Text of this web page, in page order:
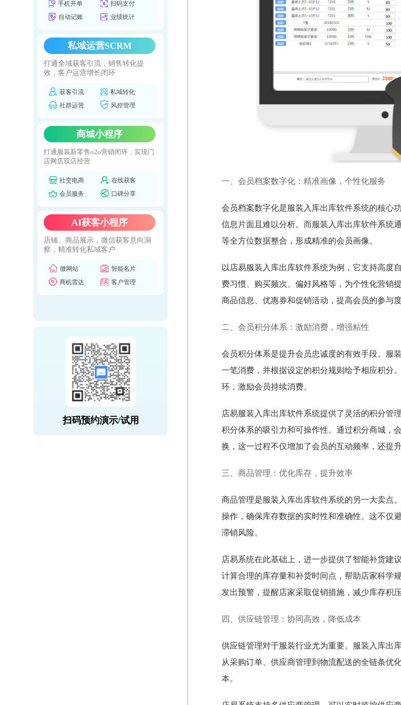
手机开单
扫码支付
自动记账
业绩统计
私域运营SCRM
打通全域获客引流，销售转化提
效，客户运营增长闭环
获客引流
私域转化
社群运营
风控管理
商城小程序
打通服装新零售o2o营销闭环，实现门
店网店双店经营
社交电商
在线获客
会员服务
口碑分享
AI获客小程序
店铺、商品展示，微信获客意向洞
察，精准转化私域客户
微网站
智能名片
商机雷达
客户管理
扫码预约演示/试用
一、会员档案数字化：精准画像，个性化服务
会员档案数字化是服装入库出库软件系统的核心
信息片面且难以分析。而服装入库出库软件系统
等全方位数据整合，形成精准的会员画像。
以店易服装入库出库软件系统为例，它支持高度
费习惯、购买频次、偏好风格等，为个性化营销
商品信息、优惠券和促销活动，提高会员的参与
二、会员积分体系：激励消费，增强粘性
会员积分体系是提升会员忠诚度的有效手段。服
一笔消费，并根据设定的积分规则给予相应积分
环，激励会员持续消费。
店易服装入库出库软件系统提供了灵活的积分管
积分体系的吸引力和可操作性。通过积分商城，
换，这一过程不仅增加了会员的互动频率，还提
三、商品管理：优化库存，提升效率
商品管理是服装入库出库软件系统的另一大卖点
操作，确保库存数据的实时性和准确性。这不仅
滞销风险。
店易系统在此基础上，进一步提供了智能补货建
计算合理的库存量和补货时间点，帮助店家科学
发出预警，提醒店家采取促销措施，减少库存积
四、供应链管理：协同高效，降低成本
供应链管理对于服装行业尤为重要。服装入库出
从采购订单、供应商管理到物流配送的全链条优
本。